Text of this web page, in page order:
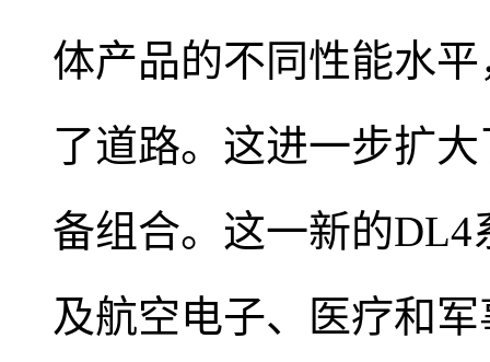
体产品的不同性能水
了道路。这进一步扩
备组合。这一新的
及航空电子、医疗和